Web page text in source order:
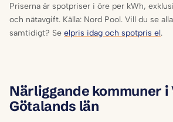
Priserna är spotpriser i öre per kWh,
och nätavgift. Källa: Nord Pool. Vill du se
samtidigt? Se elpris idag och spotpris el.
Närliggande kommuner i
Götalands län